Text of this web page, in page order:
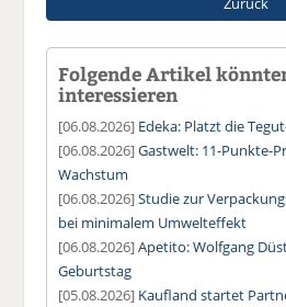
Folgende Artikel
interessieren
[06.08.2026] Edeka: Platzt die
[06.08.2026]Gastwelt: 11-Punkte-
Wachstum
[06.08.2026]Studie zur
bei minimalem Umwelteffekt
[06.08.2026]Apetito: Wolfgang
Geburtstag
[05.08.2026] Kaufland startet